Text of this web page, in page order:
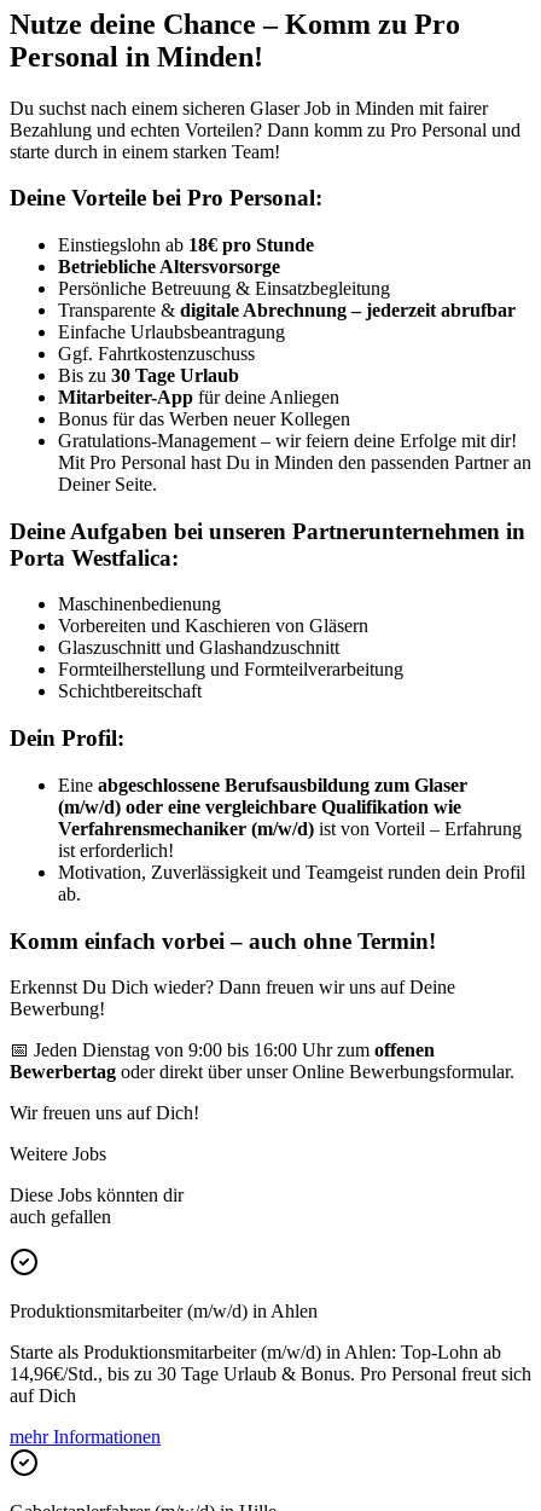
Nutze deine Chance – Komm zu Pro
Personal in Minden!
Du suchst nach einem sicheren Glaser Job in Minden mit fairer
Bezahlung und echten Vorteilen? Dann komm zu Pro Personal und
starte durch in einem starken Team!
Deine Vorteile bei Pro Personal:
Einstiegslohn ab 18€ pro Stunde
Betriebliche Altersvorsorge
Persönliche Betreuung & Einsatzbegleitung
Transparente & digitale Abrechnung – jederzeit abrufbar
Einfache Urlaubsbeantragung
Ggf. Fahrtkostenzuschuss
Bis zu 30 Tage Urlaub
Mitarbeiter-App für deine Anliegen
Bonus für das Werben neuer Kollegen
Gratulations-Management – wir feiern deine Erfolge mit dir!
Mit Pro Personal hast Du in Minden den passenden Partner an
Deiner Seite.
Deine Aufgaben bei unseren Partnerunternehmen in
Porta Westfalica:
Maschinenbedienung
Vorbereiten und Kaschieren von Gläsern
Glaszuschnitt und Glashandzuschnitt
Formteilherstellung und Formteilverarbeitung
Schichtbereitschaft
Dein Profil:
Eine abgeschlossene Berufsausbildung zum Glaser
(m/w/d) oder eine vergleichbare Qualifikation wie
Verfahrensmechaniker (m/w/d) ist von Vorteil – Erfahrung
ist erforderlich!
Motivation, Zuverlässigkeit und Teamgeist runden dein Profil
ab.
Komm einfach vorbei – auch ohne Termin!
Erkennst Du Dich wieder? Dann freuen wir uns auf Deine
Bewerbung!
📅 Jeden Dienstag von 9:00 bis 16:00 Uhr zum offenen
Bewerbertag oder direkt über unser Online Bewerbungsformular.
Wir freuen uns auf Dich!
Weitere Jobs
Diese Jobs könnten dir
auch gefallen
Produktionsmitarbeiter (m/w/d) in Ahlen
Starte als Produktionsmitarbeiter (m/w/d) in Ahlen: Top-Lohn ab
14,96€/Std., bis zu 30 Tage Urlaub & Bonus. Pro Personal freut sich
auf Dich
mehr Informationen